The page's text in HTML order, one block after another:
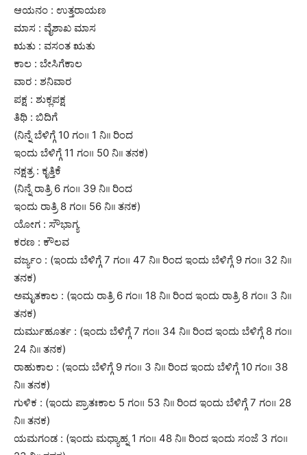
ಆಯನಂ : ಉತ್ತರಾಯಣ
ಮಾಸ : ವೈಶಾಖ ಮಾಸ
ಋತು : ವಸಂತ ಋತು
ಕಾಲ : ಬೇಸಿಗೆಕಾಲ
ವಾರ : ಶನಿವಾರ
ಪಕ್ಷ : ಶುಕ್ಲಪಕ್ಷ
ತಿಥಿ : ಬಿದಿಗೆ
(ನಿನ್ನೆ ಬೆಳಿಗ್ಗೆ 10 ಗಂ॥ 1 ನಿ।। ರಿಂದ
ಇಂದು ಬೆಳಿಗ್ಗೆ 11 ಗಂ॥ 50 ನಿ।। ತನಕ)
ನಕ್ಷತ್ರ : ಕೃತ್ತಿಕೆ
(ನಿನ್ನೆ ರಾತ್ರಿ 6 ಗಂ॥ 39 ನಿ।। ರಿಂದ
ಇಂದು ರಾತ್ರಿ 8 ಗಂ॥ 56 ನಿ।। ತನಕ)
ಯೋಗ : ಸೌಭಾಗ್ಯ
ಕರಣ : ಕೌಲವ
ವರ್ಜ್ಯಂ : (ಇಂದು ಬೆಳಿಗ್ಗೆ 7 ಗಂ॥ 47 ನಿ।। ರಿಂದ ಇಂದು ಬೆಳಿಗ್ಗೆ 9 ಗಂ॥ 32 ನಿ।।
ತನಕ)
ಅಮೃತಕಾಲ : (ಇಂದು ರಾತ್ರಿ 6 ಗಂ॥ 18 ನಿ।। ರಿಂದ ಇಂದು ರಾತ್ರಿ 8 ಗಂ॥ 3 ನಿ।।
ತನಕ)
ದುರ್ಮುಹೂರ್ತ : (ಇಂದು ಬೆಳಿಗ್ಗೆ 7 ಗಂ॥ 34 ನಿ।। ರಿಂದ ಇಂದು ಬೆಳಿಗ್ಗೆ 8 ಗಂ॥
24 ನಿ।। ತನಕ)
ರಾಹುಕಾಲ : (ಇಂದು ಬೆಳಿಗ್ಗೆ 9 ಗಂ॥ 3 ನಿ।। ರಿಂದ ಇಂದು ಬೆಳಿಗ್ಗೆ 10 ಗಂ॥ 38
ನಿ।। ತನಕ)
ಗುಳಿಕ : (ಇಂದು ಪ್ರಾತಃಕಾಲ 5 ಗಂ॥ 53 ನಿ।। ರಿಂದ ಇಂದು ಬೆಳಿಗ್ಗೆ 7 ಗಂ॥ 28
ನಿ।। ತನಕ)
ಯಮಗಂಡ : (ಇಂದು ಮಧ್ಯಾಹ್ನ 1 ಗಂ॥ 48 ನಿ।। ರಿಂದ ಇಂದು ಸಂಜೆ 3 ಗಂ॥